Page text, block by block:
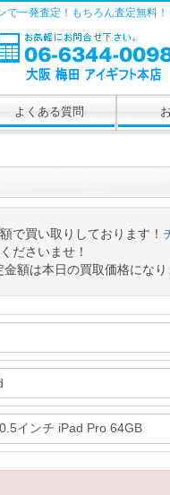
一発査定！もちろん査定無料！
よくある質問
で買い取りしております！
ださいませ！
額は本日の買取価格になり